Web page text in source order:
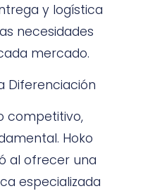
y logística
necesidades
mercado.
Diferenciación
competitivo,
Hoko
al ofrecer una
especializada